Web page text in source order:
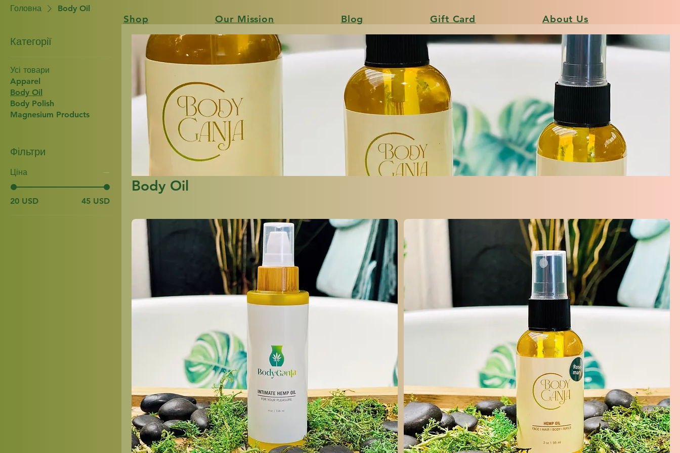
Головна Body Oil
Категорії
Усі товари
Apparel
Body Oil
Body Polish
Magnesium Products
Фільтри
Ціна
20 USD 45 USD
Body Oil
Shop Our Mission Blog Gift Card About Us